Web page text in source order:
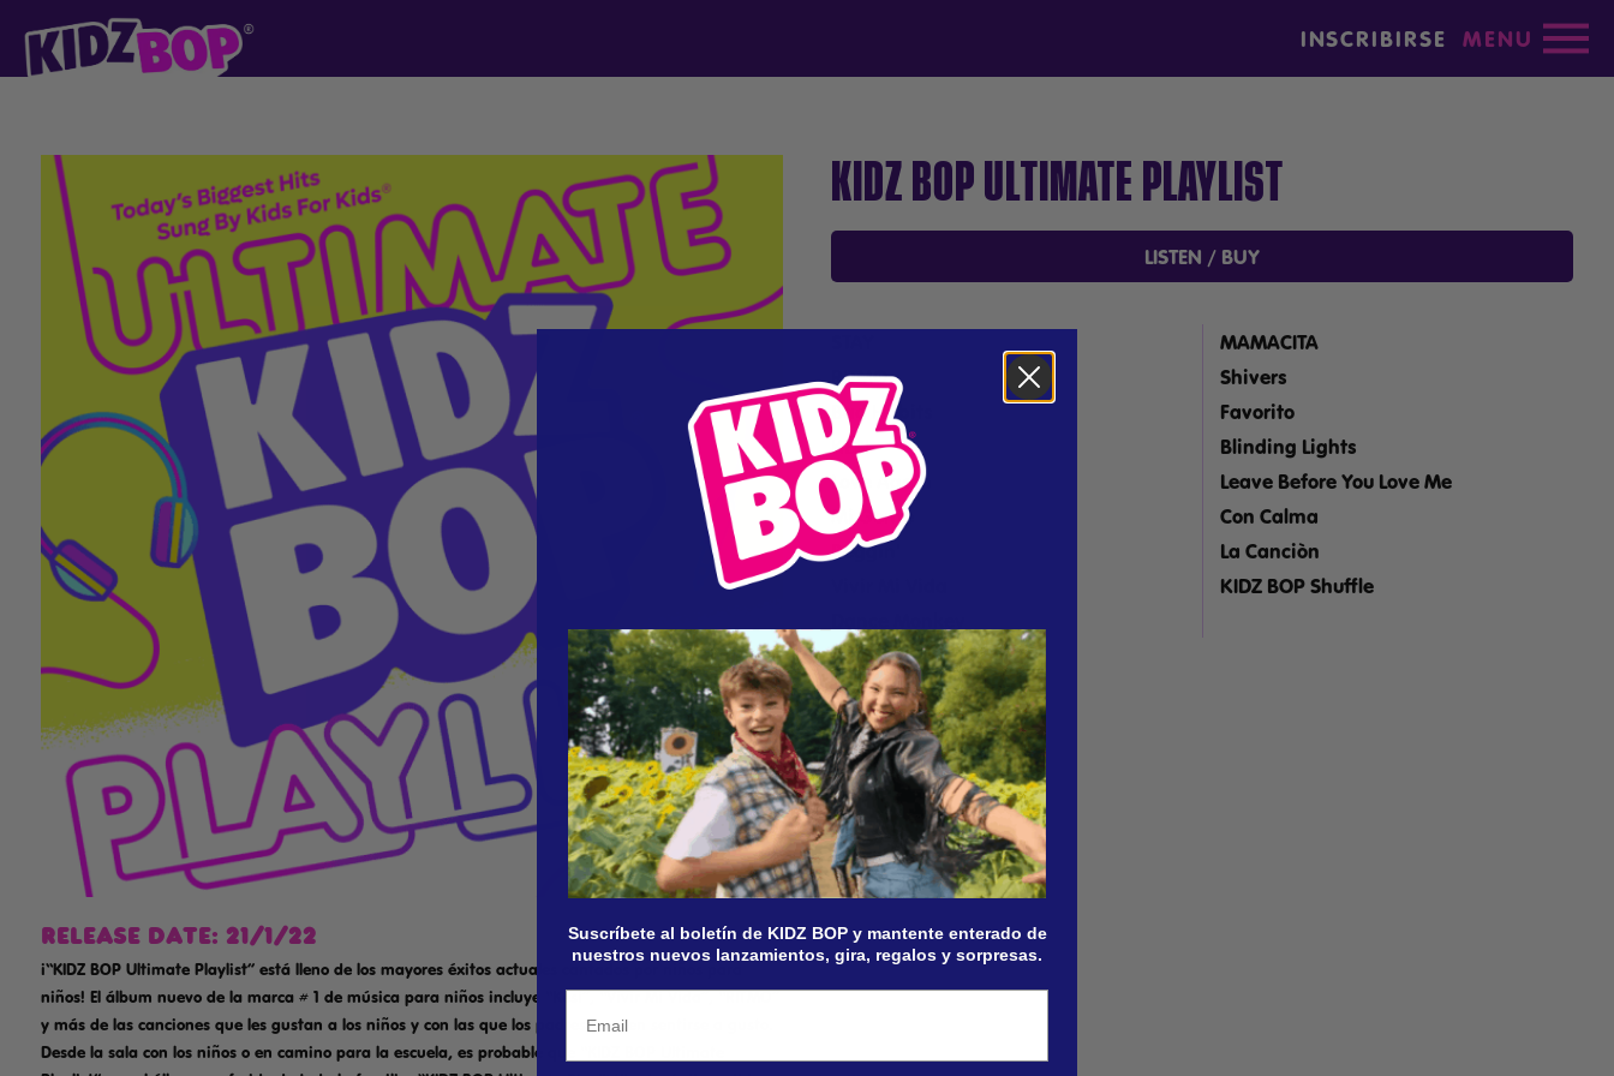
INSCRIBIRSE MENU
RELEASE DATE: 21/1/22
¡“KIDZ BOP Ultimate Playlist” está lleno de los mayores éxitos actuales cantados por niños para
niños! El álbum nuevo de la marca # 1 de música para niños incluye “Kesi”, “Vivir Mi Vida”, “RITMO”
y más de las canciones que les gustan a los niños y con las que los padres pueden sentirse a gusto.
Desde la sala con los niños o en camino para la escuela, es probable que “KIDZ BOP Ultimate
KIDZ BOP ULTIMATE PLAYLIST
LISTEN / BUY
RITMO
Bad Habits
KESI
Love Again
Mi Gente
Beggin'
MAMACITA
Shivers
Favorito
Blinding Lights
Leave Before You Love Me
Con Calma
La Canciòn
KIDZ BOP Shuffle
Suscríbete al boletín de KIDZ BOP y mantente enterado de
nuestros nuevos lanzamientos, gira, regalos y sorpresas.